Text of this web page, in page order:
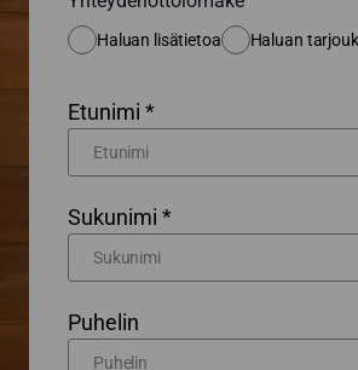
Haluan lisätietoa Haluan
Etunimi *
Sukunimi *
Puhelin